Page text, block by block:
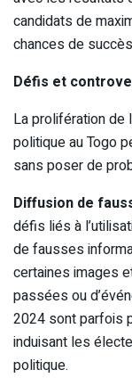
candidats de
chances de
Défis et
La prolifération de
politique au Togo
sans poser de
Diffusion de
défis liés à
de fausses
certaines images
passées ou
2024 sont parfois
induisant les
politique.